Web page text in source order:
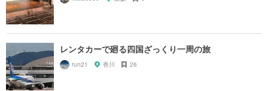
レンタカーで廻る四国ざっくり一周の旅
run21 香川 26